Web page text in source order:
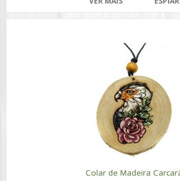
Colar de Madeira